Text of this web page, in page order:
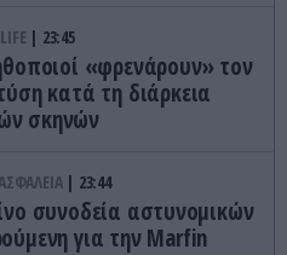
23:45
«φρενάρουν» τον
κατά τη διάρκεια
σκηνών
23:44
συνοδεία αστυνομικών
για την Marfin